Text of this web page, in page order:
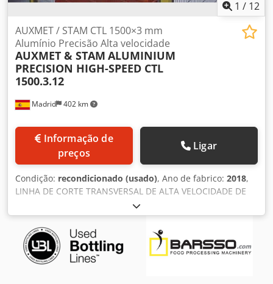
1 / 12
Madrid 402 km
AUXMET / STAM CTL 1500×3 mm
Alumínio Precisão Alta velocidade
AUXMET & STAM ALUMINIUM
PRECISION HIGH-SPEED CTL
1500.3.12
preços
Ligar
Condição: recondicionado (usado), Ano de fabrico: 2018,
LINHA DE CORTE TRANSVERSAL DE ALTA VELOCIDADE DE
PRECISÃO DE ALUMÍNIO CTL 1500.3.12, fabricado pela
AUXMET Renovado e atualizado em 2018 para alumínio.
Dcsdpfxevtpdgj Af Ajk Espessura: 0,4 - 2 mm Largura da
bobina: 500 - 1.510 mm Comprimento da lâmina de saída:
500 - 4.000 mm Diâmetro externo da bobina: 800 – 1.800
mm Diâmetro interno da bobina: 508 - 610 mm Peso da